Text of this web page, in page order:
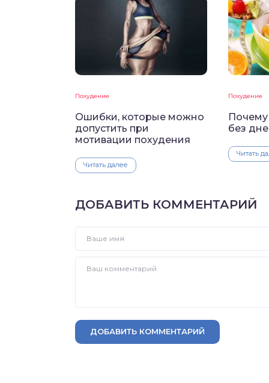
Похудение
Ошибки, которые можно
допустить при
мотивации похудения
Читать далее
Похудение
Почему
без
Читать
ДОБАВИТЬ КОММЕНТАРИЙ
ДОБАВИТЬ КОММЕНТАРИЙ